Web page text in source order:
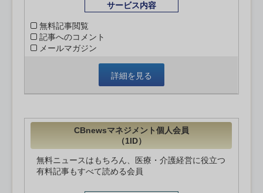
サービス内容
無料記事閲覧
記事へのコメント
メールマガジン
詳細を見る
CBnewsマネジメント個人会員
（1ID）
無料ニュースはもちろん、医療・介護経営に役立つ
有料記事もすべて読める会員